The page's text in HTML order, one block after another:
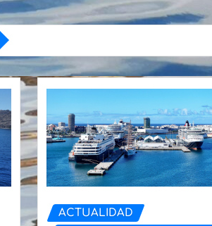
ACTUALIDAD